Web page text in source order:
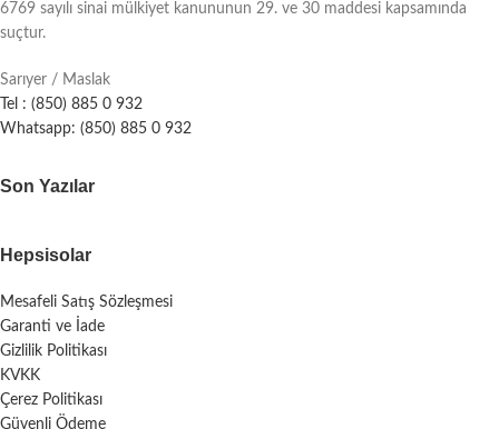
6769 sayılı sinai mülkiyet kanununun 29. ve 30 maddesi kapsamında
suçtur.
Sarıyer / Maslak
Tel : (850) 885 0 932
Whatsapp: (850) 885 0 932
Son Yazılar
Hepsisolar
Mesafeli Satış Sözleşmesi
Garanti ve İade
Gizlilik Politikası
KVKK
Çerez Politikası
Güvenli Ödeme